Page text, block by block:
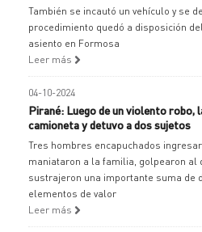
También se incautó un vehículo y se
procedimiento quedó a disposición
asiento en Formosa
Leer más
04-10-2024
Pirané: Luego de un violento robo,
camioneta y detuvo a dos sujetos
Tres hombres encapuchados
maniataron a la familia, golpearon al
sustrajeron una importante suma de
elementos de valor
Leer más